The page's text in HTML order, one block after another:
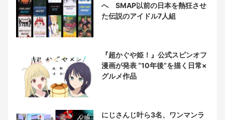
へ SMAP以前の日本を熱狂させ
た伝説のアイドル7人組
『超かぐや姫！』公式スピンオフ
漫画が発表 “10年後”を描く日常×
グルメ作品
にじさんじ叶ら3名、ワンマンラ